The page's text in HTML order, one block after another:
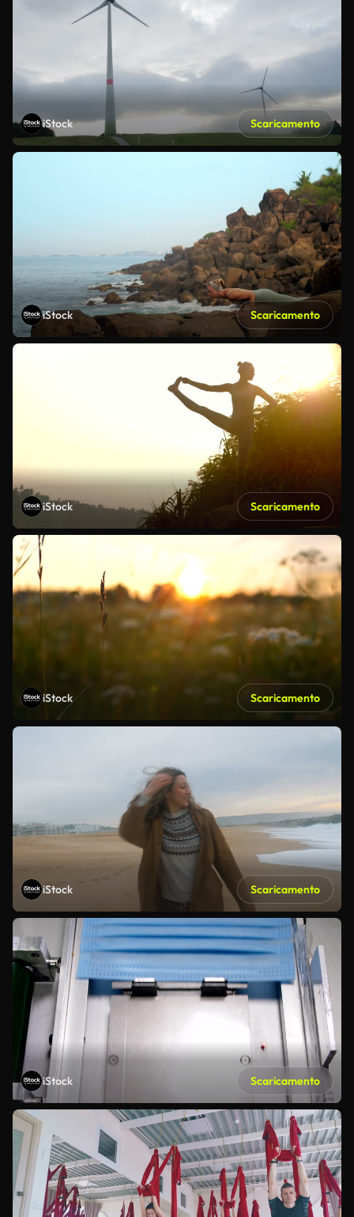
iStock Scaricamento
iStock Scaricamento
iStock Scaricamento
iStock Scaricamento
iStock Scaricamento
iStock Scaricamento